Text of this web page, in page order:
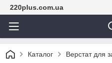
220plus.com.ua
Каталог Верстат для